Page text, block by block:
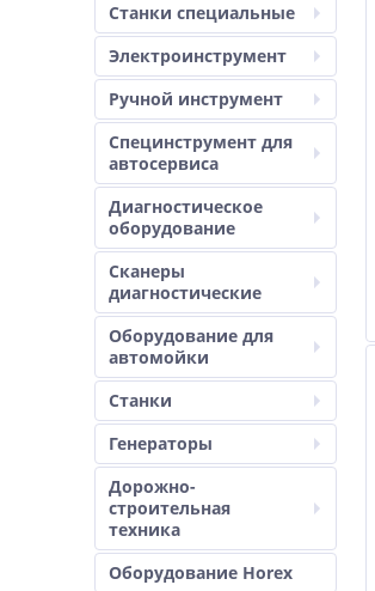
Станки специальные
Электроинструмент
Ручной инструмент
Специнструмент для
автосервиса
Диагностическое
оборудование
Сканеры
диагностические
Оборудование для
автомойки
Станки
Генераторы
Дорожно-
строительная
техника
Оборудование Horex